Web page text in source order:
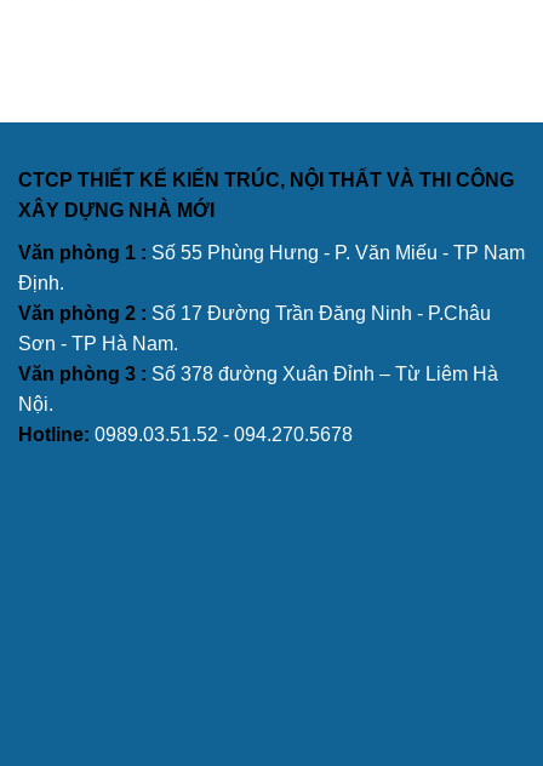
CTCP THIẾT KẾ KIẾN TRÚC, NỘI THẤT VÀ THI CÔNG
XÂY DỰNG NHÀ MỚI
Văn phòng 1 : Số 55 Phùng Hưng - P. Văn Miếu - TP Nam
Định.
Văn phòng 2 : Số 17 Đường Trần Đăng Ninh - P.Châu
Sơn - TP Hà Nam.
Văn phòng 3 : Số 378 đường Xuân Đỉnh – Từ Liêm Hà
Nội.
Hotline: 0989.03.51.52 - 094.270.5678